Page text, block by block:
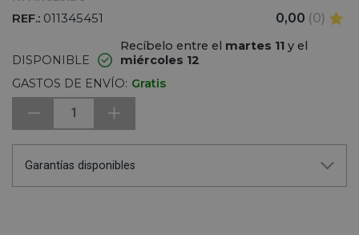
REF.: 011345451 0,00 (0)
DISPONIBLE
Recíbelo entre el martes 11 y el
miércoles 12
GASTOS DE ENVÍO: Gratis
1
Garantías disponibles